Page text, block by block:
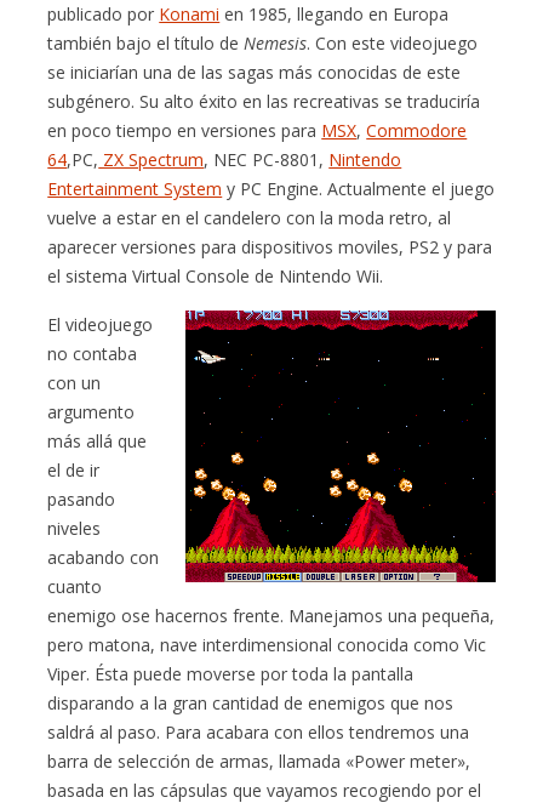
publicado por Konami en 1985, llegando en Europa
también bajo el título de Nemesis. Con este videojuego
se iniciarían una de las sagas más conocidas de este
subgénero. Su alto éxito en las recreativas se traduciría
en poco tiempo en versiones para MSX,Commodore
64,PC, ZX Spectrum, NEC PC-8801, Nintendo
Entertainment System y PC Engine. Actualmente el juego
vuelve a estar en el candelero con la moda retro, al
aparecer versiones para dispositivos moviles, PS2 y para
el sistema Virtual Console de Nintendo Wii.
El videojuego
no contaba
con un
argumento
más allá que
el de ir
pasando
niveles
acabando con
cuanto
enemigo ose hacernos frente. Manejamos una pequeña,
pero matona, nave interdimensional conocida como Vic
Viper. Ésta puede moverse por toda la pantalla
disparando a la gran cantidad de enemigos que nos
saldrá al paso. Para acabara con ellos tendremos una
barra de selección de armas, llamada «Power meter»,
basada en las cápsulas que vayamos recogiendo por el